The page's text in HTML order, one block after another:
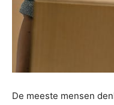
De meeste mensen